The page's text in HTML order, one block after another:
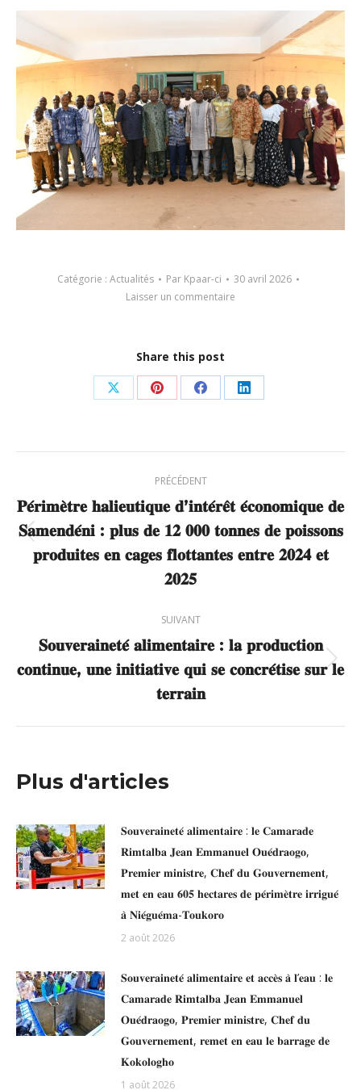
Catégorie : Actualités Par Kpaar-ci
30 avril 2026
Laisser un commentaire
Share this post
Partager
X
Partager
Pinterest
Partager
Facebook
Partager
LinkedIn
article
PRÉCÉDENT
Article
précédent
:
𝐏𝐞́𝐫𝐢𝐦𝐞̀𝐭𝐫𝐞 𝐡𝐚𝐥𝐢𝐞𝐮𝐭𝐢𝐪𝐮𝐞 𝐝’𝐢𝐧𝐭𝐞́𝐫𝐞̂𝐭 𝐞́𝐜𝐨𝐧𝐨𝐦𝐢𝐪𝐮𝐞 𝐝𝐞
𝐒𝐚𝐦𝐞𝐧𝐝𝐞́𝐧𝐢 : 𝐩𝐥𝐮𝐬 𝐝𝐞 𝟏𝟐 𝟎𝟎𝟎 𝐭𝐨𝐧𝐧𝐞𝐬 𝐝𝐞 𝐩𝐨𝐢𝐬𝐬𝐨𝐧𝐬
𝐩𝐫𝐨𝐝𝐮𝐢𝐭𝐞𝐬 𝐞𝐧 𝐜𝐚𝐠𝐞𝐬 𝐟𝐥𝐨𝐭𝐭𝐚𝐧𝐭𝐞𝐬 𝐞𝐧𝐭𝐫𝐞 𝟐𝟎𝟐𝟒 𝐞𝐭
𝟐𝟎𝟐𝟓
SUIVANT
Article
suivant
𝐒𝐨𝐮𝐯𝐞𝐫𝐚𝐢𝐧𝐞𝐭𝐞́ 𝐚𝐥𝐢𝐦𝐞𝐧𝐭𝐚𝐢𝐫𝐞 : 𝐥𝐚 𝐩𝐫𝐨𝐝𝐮𝐜𝐭𝐢𝐨𝐧
𝐜𝐨𝐧𝐭𝐢𝐧𝐮𝐞, 𝐮𝐧𝐞 𝐢𝐧𝐢𝐭𝐢𝐚𝐭𝐢𝐯𝐞 𝐪𝐮𝐢 𝐬𝐞 𝐜𝐨𝐧𝐜𝐫𝐞́𝐭𝐢𝐬𝐞 𝐬𝐮𝐫 𝐥𝐞
𝐭𝐞𝐫𝐫𝐚𝐢𝐧
Plus d'articles
𝐒𝐨𝐮𝐯𝐞𝐫𝐚𝐢𝐧𝐞𝐭𝐞́ 𝐚𝐥𝐢𝐦𝐞𝐧𝐭𝐚𝐢𝐫𝐞 : 𝐥𝐞 𝐂𝐚𝐦𝐚𝐫𝐚𝐝𝐞
𝐑𝐢𝐦𝐭𝐚𝐥𝐛𝐚 𝐉𝐞𝐚𝐧 𝐄𝐦𝐦𝐚𝐧𝐮𝐞𝐥 𝐎𝐮𝐞́𝐝𝐫𝐚𝐨𝐠𝐨,
𝐏𝐫𝐞𝐦𝐢𝐞𝐫 𝐦𝐢𝐧𝐢𝐬𝐭𝐫𝐞, 𝐂𝐡𝐞𝐟 𝐝𝐮 𝐆𝐨𝐮𝐯𝐞𝐫𝐧𝐞𝐦𝐞𝐧𝐭,
𝐦𝐞𝐭 𝐞𝐧 𝐞𝐚𝐮 𝟔𝟎𝟓 𝐡𝐞𝐜𝐭𝐚𝐫𝐞𝐬 𝐝𝐞 𝐩𝐞́𝐫𝐢𝐦𝐞̀𝐭𝐫𝐞 𝐢𝐫𝐫𝐢𝐠𝐮𝐞́
𝐚̀ 𝐍𝐢𝐞́𝐠𝐮𝐞́𝐦𝐚-𝐓𝐨𝐮𝐤𝐨𝐫𝐨
2 août 2026
𝐒𝐨𝐮𝐯𝐞𝐫𝐚𝐢𝐧𝐞𝐭𝐞́ 𝐚𝐥𝐢𝐦𝐞𝐧𝐭𝐚𝐢𝐫𝐞 𝐞𝐭 𝐚𝐜𝐜𝐞̀𝐬 𝐚̀ 𝐥’𝐞𝐚𝐮 : 𝐥𝐞
𝐂𝐚𝐦𝐚𝐫𝐚𝐝𝐞 𝐑𝐢𝐦𝐭𝐚𝐥𝐛𝐚 𝐉𝐞𝐚𝐧 𝐄𝐦𝐦𝐚𝐧𝐮𝐞𝐥
𝐎𝐮𝐞́𝐝𝐫𝐚𝐨𝐠𝐨, 𝐏𝐫𝐞𝐦𝐢𝐞𝐫 𝐦𝐢𝐧𝐢𝐬𝐭𝐫𝐞, 𝐂𝐡𝐞𝐟 𝐝𝐮
𝐆𝐨𝐮𝐯𝐞𝐫𝐧𝐞𝐦𝐞𝐧𝐭, 𝐫𝐞𝐦𝐞𝐭 𝐞𝐧 𝐞𝐚𝐮 𝐥𝐞 𝐛𝐚𝐫𝐫𝐚𝐠𝐞 𝐝𝐞
𝐊𝐨𝐤𝐨𝐥𝐨𝐠𝐡𝐨
1 août 2026